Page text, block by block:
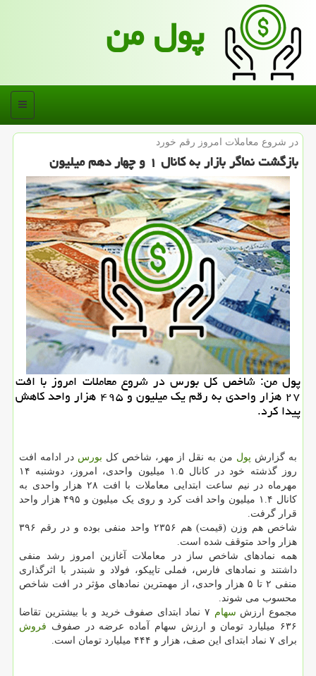
پول من
منو
در شروع معاملات امروز رقم خورد
بازگشت نماگر بازار به كانال ۱ و چهار دهم میلیون
پول من: شاخص كل بورس در شروع معاملات امروز با افت
۲۷ هزار واحدی به رقم یك میلیون و ۴۹۵ هزار واحد كاهش
پیدا كرد.
به گزارش پول من به نقل از مهر، شاخص کل بورس در ادامه افت
روز گذشته خود در کانال ۱.۵ میلیون واحدی، امروز، دوشنبه ۱۴
مهرماه در نیم ساعت ابتدایی معاملات با افت ۲۸ هزار واحدی به
کانال ۱.۴ میلیون واحد افت کرد و روی یک میلیون و ۴۹۵ هزار واحد
قرار گرفت.
شاخص هم وزن (قیمت) هم ۲۳۵۶ واحد منفی بوده و در رقم ۳۹۶
هزار واحد متوقف شده است.
همه نمادهای شاخص ساز در معاملات آغازین امروز رشد منفی
داشتند و نمادهای فارس، فملی تاپیکو، فولاد و شبندر با اثرگذاری
منفی ۲ تا ۵ هزار واحدی، از مهمترین نمادهای مؤثر در افت شاخص
محسوب می شوند.
مجموع ارزش سهام
۷ نماد ابتدای صفوف خرید و با بیشترین تقاضا
۶۳۶ میلیارد تومان و ارزش سهام آماده عرضه در صفوف
فروش
برای ۷ نماد ابتدای این صف، هزار و ۴۴۴ میلیارد تومان است.